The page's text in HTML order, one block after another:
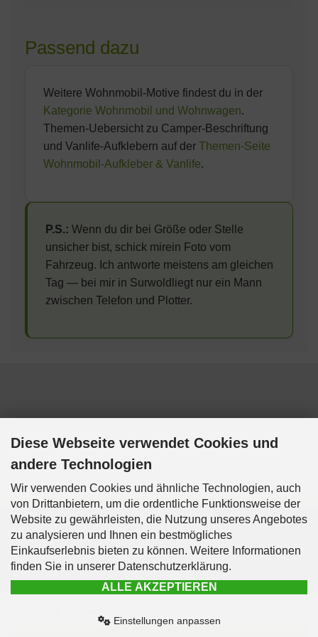
31,90 EUR
immer 'normal' waehlen.
Schwarz, plus Rot, Blau, Gruen, Gold, Silber
und weitere Sonderfarben. Im Konfigurator sind
eine spezielle Farbe brauchst, einfach kurz
Passend dazu
Weitere Wohnmobil-Motive findest du in der
Kategorie Wohnmobil und Wohnwagen.
Themen-Uebersicht zu Camper-Beschriftung
und Vanlife-Aufklebern auf der Themen-Seite
Wohnmobil-Aufkleber & Vanlife.
P.S.: Wenn du dir bei Größe oder Stelle
unsicher bist, schick mirein Foto vom
Fahrzeug. Ich antworte meistens am gleichen
Tag — bei mir in Surwoldliegt nur ein Mann
zwischen Telefon und Plotter.
Mehr über...
Informationen
Diese Webseite verwendet Cookies und
andere Technologien
Wir verwenden Cookies und ähnliche Technologien, auch
von Drittanbietern, um die ordentliche Funktionsweise der
Website zu gewährleisten, die Nutzung unseres Angebotes
zu analysieren und Ihnen ein bestmögliches
Einkaufserlebnis bieten zu können. Weitere Informationen
finden Sie in unserer Datenschutzerklärung.
ALLE AKZEPTIEREN
Einstellungen anpassen